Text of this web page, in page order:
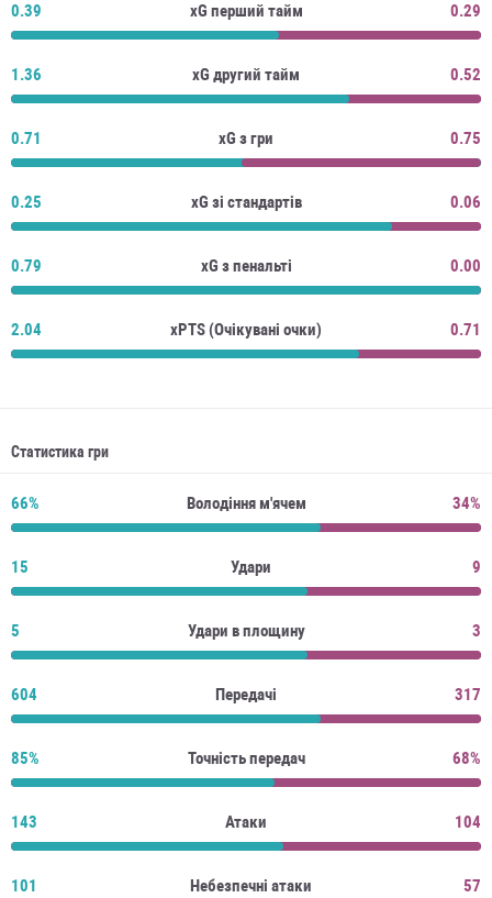
0.39 xG перший тайм 0.29
1.36 xG другий тайм 0.52
0.71 xG з гри 0.75
0.25 xG зі стандартів 0.06
0.79 xG з пенальті 0.00
2.04 xPTS (Очікувані очки) 0.71
Статистика гри
66% Володіння м'ячем 34%
15 Удари 9
5 Удари в площину 3
604 Передачі 317
85% Точність передач 68%
143 Атаки 104
101 Небезпечні атаки 57